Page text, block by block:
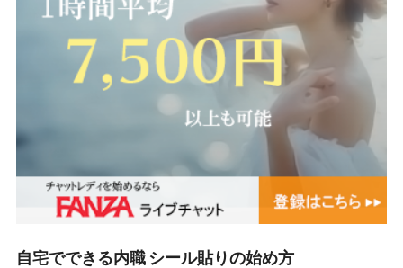
自宅でできる内職 シール貼りの始め方